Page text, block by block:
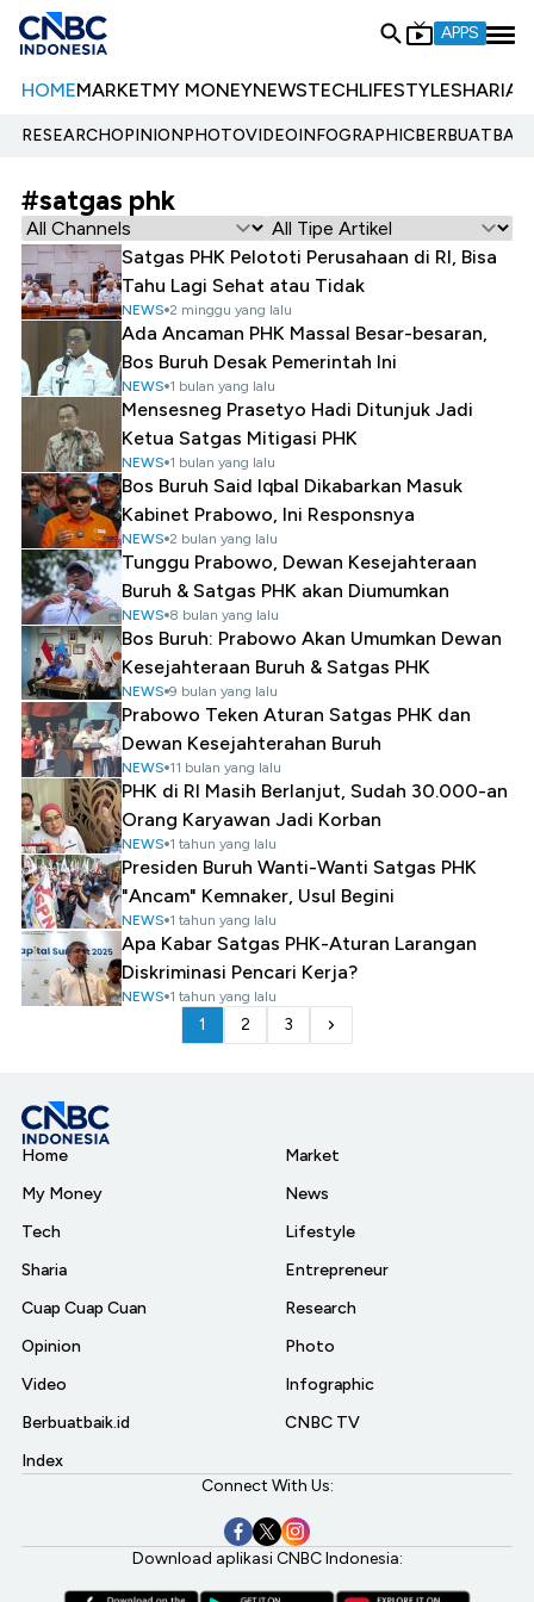
APPS
HOMEMARKETMY MONEYNEWSTECHLIFESTYLESHARIA
RESEARCHOPINIONPHOTOVIDEOINFOGRAPHIC
#satgas phk
Satgas PHK Pelototi Perusahaan di RI, Bisa
Tahu Lagi Sehat atau Tidak
NEWS 2 minggu yang lalu
Ada Ancaman PHK Massal Besar-besaran,
Bos Buruh Desak Pemerintah Ini
NEWS 1 bulan yang lalu
Mensesneg Prasetyo Hadi Ditunjuk Jadi
Ketua Satgas Mitigasi PHK
NEWS 1 bulan yang lalu
Bos Buruh Said Iqbal Dikabarkan Masuk
Kabinet Prabowo, Ini Responsnya
NEWS 2 bulan yang lalu
Tunggu Prabowo, Dewan Kesejahteraan
Buruh & Satgas PHK akan Diumumkan
NEWS 8 bulan yang lalu
Bos Buruh: Prabowo Akan Umumkan Dewan
Kesejahteraan Buruh & Satgas PHK
NEWS 9 bulan yang lalu
Prabowo Teken Aturan Satgas PHK dan
Dewan Kesejahterahan Buruh
NEWS 11 bulan yang lalu
PHK di RI Masih Berlanjut, Sudah 30.000-an
Orang Karyawan Jadi Korban
NEWS 1 tahun yang lalu
Presiden Buruh Wanti-Wanti Satgas PHK
"Ancam" Kemnaker, Usul Begini
NEWS 1 tahun yang lalu
Apa Kabar Satgas PHK-Aturan Larangan
Diskriminasi Pencari Kerja?
NEWS 1 tahun yang lalu
1 2 3
Home
My Money
Tech
Sharia
Cuap Cuap Cuan
Opinion
Video
Berbuatbaik.id
Index
Market
News
Lifestyle
Entrepreneur
Research
Photo
Infographic
CNBC TV
Connect With Us:
Download aplikasi CNBC Indonesia: